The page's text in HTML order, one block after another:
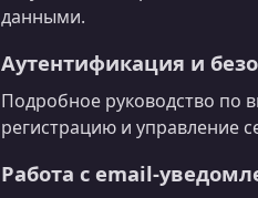
данными.
Аутентификация и
Подробное руководство по
регистрацию и управление
Работа с